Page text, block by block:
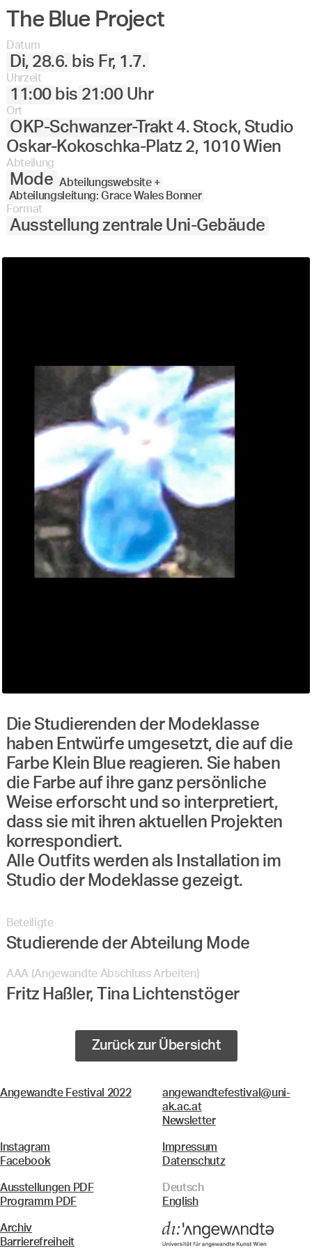
The Blue Project
Datum
Di, 28.6. bis Fr, 1.7.
Uhrzeit
11:00 bis 21:00 Uhr
Ort
OKP-Schwanzer-Trakt 4. Stock, Studio
Oskar-Kokoschka-Platz 2, 1010 Wien
Abteilung
Mode Abteilungswebsite +
Abteilungsleitung: Grace Wales Bonner
Format
Ausstellung zentrale Uni-Gebäude
Die Studierenden der Modeklasse
haben Entwürfe umgesetzt, die auf die
Farbe Klein Blue reagieren. Sie haben
die Farbe auf ihre ganz persönliche
Weise erforscht und so interpretiert,
dass sie mit ihren aktuellen Projekten
korrespondiert.
Alle Outfits werden als Installation im
Studio der Modeklasse gezeigt.
Beteiligte
Studierende der Abteilung Mode
AAA (Angewandte Abschluss Arbeiten)
Fritz Haßler, Tina Lichtenstöger
Zurück zur Übersicht
Angewandte Festival 2022
angewandtefestival@uni-
ak.ac.at
Newsletter
Instagram
Facebook
Impressum
Datenschutz
Ausstellungen PDF
Programm PDF
Deutsch
English
Archiv
Barrierefreiheit